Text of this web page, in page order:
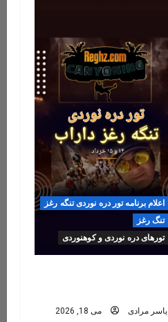
اعلام برنامه تور دره نوردی تنگه رغز
تنگ رغز
تورهای دره نوردی و کوهنوردی
یاسر مرادی می 18, 2026